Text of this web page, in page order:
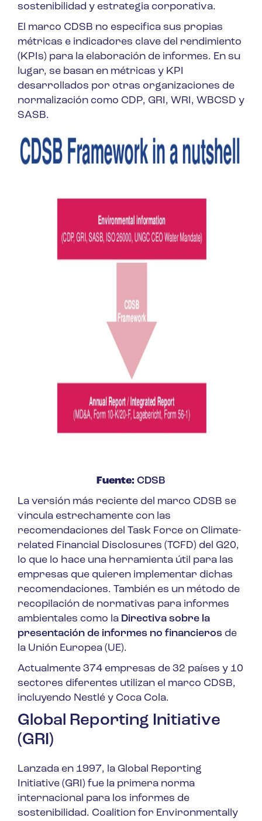
sostenibilidad y estrategia corporativa.
El marco CDSB no especifica sus propias
métricas e indicadores clave del rendimiento
(KPIs) para la elaboración de informes. En su
lugar, se basan en métricas y KPI
desarrollados por otras organizaciones de
normalización como CDP, GRI, WRI, WBCSD y
SASB.
Fuente: CDSB
La versión más reciente del marco CDSB se
vincula estrechamente con las
recomendaciones del Task Force on Climate-
related Financial Disclosures (TCFD) del G20,
lo que lo hace una herramienta útil para las
empresas que quieren implementar dichas
recomendaciones. También es un método de
recopilación de normativas para informes
ambientales como la Directiva sobre la
presentación de informes no financieros de
la Unión Europea (UE).
Actualmente 374 empresas de 32 países y 10
sectores diferentes utilizan el marco CDSB,
incluyendo Nestlé y Coca Cola.
Global Reporting Initiative
(GRI)
Lanzada en 1997, la Global Reporting
Initiative (GRI) fue la primera norma
internacional para los informes de
sostenibilidad. Coalition for Environmentally